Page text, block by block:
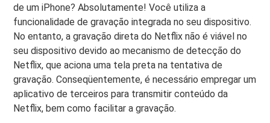
de um iPhone? Absolutamente! Você utiliza a
funcionalidade de gravação integrada no seu dispositivo.
No entanto, a gravação direta do Netflix não é viável no
seu dispositivo devido ao mecanismo de detecção do
Netflix, que aciona uma tela preta na tentativa de
gravação. Conseqüentemente, é necessário empregar um
aplicativo de terceiros para transmitir conteúdo da
Netflix, bem como facilitar a gravação.